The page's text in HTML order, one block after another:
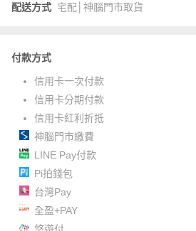
配送方式 宅配│神腦門市取貨
付款方式
信用卡一次付款
信用卡分期付款
信用卡紅利折抵
神腦門市繳費
LINE Pay付款
Pi拍錢包
台灣Pay
全盈+PAY
悠遊付